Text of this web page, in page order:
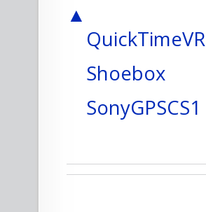
▲
QuickTimeVR
Shoebox
SonyGPSCS1